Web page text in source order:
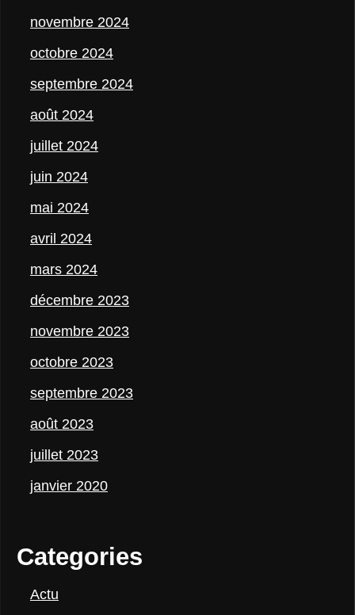
novembre 2024
octobre 2024
septembre 2024
août 2024
juillet 2024
juin 2024
mai 2024
avril 2024
mars 2024
décembre 2023
novembre 2023
octobre 2023
septembre 2023
août 2023
juillet 2023
janvier 2020
Categories
Actu